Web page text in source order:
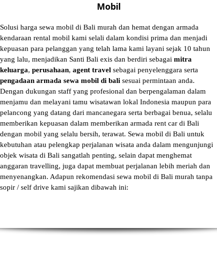
Mobil
Solusi harga sewa mobil di Bali murah dan hemat dengan armada
kendaraan rental mobil kami selali dalam kondisi prima dan menjadi
kepuasan para pelanggan yang telah lama kami layani sejak 10 tahun
yang lalu, menjadikan Santi Bali exis dan berdiri sebagai mitra
keluarga, perusahaan, agent travel sebagai penyelenggara serta
pengadaan armada sewa mobil di bali sesuai permintaan anda.
Dengan dukungan staff yang profesional dan berpengalaman dalam
menjamu dan melayani tamu wisatawan lokal Indonesia maupun para
pelancong yang datang dari mancanegara serta berbagai benua, selalu
memberikan kepuasan dalam memberikan armada rent car di Bali
dengan mobil yang selalu bersih, terawat. Sewa mobil di Bali untuk
kebutuhan atau pelengkap perjalanan wisata anda dalam mengunjungi
objek wisata di Bali sangatlah penting, selain dapat menghemat
anggaran travelling, juga dapat membuat perjalanan lebih meriah dan
menyenangkan. Adapun rekomendasi sewa mobil di Bali murah tanpa
sopir / self drive kami sajikan dibawah ini: